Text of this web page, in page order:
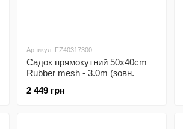
Артикул: FZ40317300
Садок прямокутний 50x40cm
Rubber mesh - 3.0m (зовн.
2 449 грн